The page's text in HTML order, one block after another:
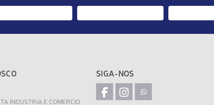
INDUSTRIA E COMERCIO
SIGA-NOS